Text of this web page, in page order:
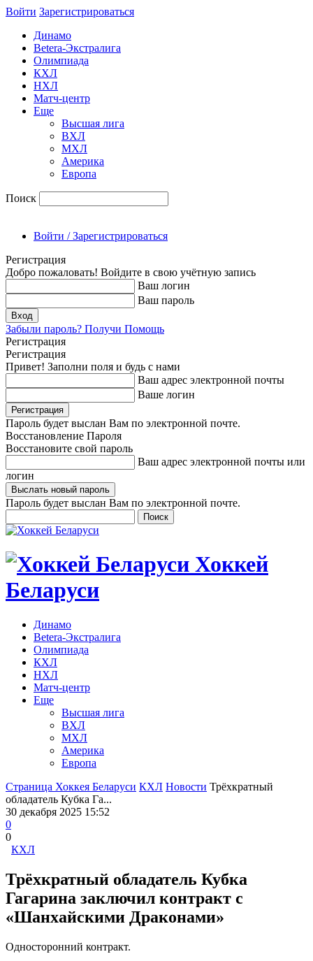
Войти Зарегиcтрироваться
Динамо
Betera-Экстралига
Олимпиада
КХЛ
НХЛ
Матч-центр
Еще
Высшая лига
ВХЛ
МХЛ
Америка
Европа
Поиск
Войти / Зарегистрироваться
Регистрация
Добро пожаловать! Войдите в свою учётную запись
Ваш логин
Ваш пароль
Забыли пароль? Получи Помощь
Регистрация
Регистрация
Привет! Заполни поля и будь с нами
Ваш адрес электронной почты
Ваше логин
Пароль будет выслан Вам по электронной почте.
Восстановление Пароля
Восстановите свой пароль
Ваш адрес электронной почты или
логин
Пароль будет выслан Вам по электронной почте.
Хоккей
Беларуси
Динамо
Betera-Экстралига
Олимпиада
КХЛ
НХЛ
Матч-центр
Еще
Высшая лига
ВХЛ
МХЛ
Америка
Европа
Страница Хоккея Беларуси КХЛ Новости Трёхкратный
обладатель Кубка Га...
30 декабря 2025 15:52
0
0
КХЛ
Трёхкратный обладатель Кубка
Гагарина заключил контракт с
«Шанхайскими Драконами»
Односторонний контракт.